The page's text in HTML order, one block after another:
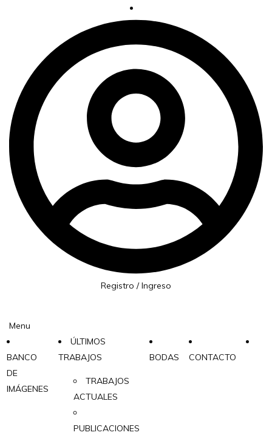
Registro / Ingreso
Menu
BANCO
DE
IMÁGENES
ÚLTIMOS
TRABAJOS
TRABAJOS
ACTUALES
PUBLICACIONES
BODAS CONTACTO